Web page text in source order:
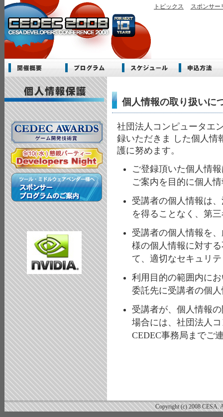
トピックス スポンサー
個人情報の取り扱いに
社団法人コンピュータエ
録いただきま した個人情
護に努めます。
ご登録頂いた個人情
ご案内を目的に個人
受講者の個人情報は
を得ることなく、第
受講者の個人情報を
様の個人情報に対す
て、適切なセキュリ
利用目的の範囲内に
委託先に受講者の個
受講者が、個人情報
場合には、社団法人
CEDEC事務局までご
Copyright (c) 2008 CESA.